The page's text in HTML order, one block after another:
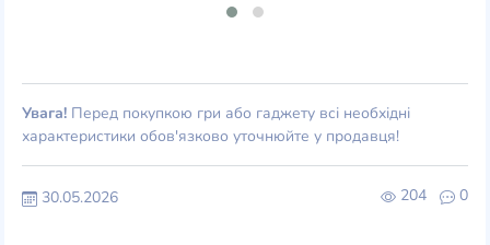
Увага! Перед покупкою гри або гаджету всі необхідні
характеристики обов'язково уточнюйте у продавця!
204 0
30.05.2026